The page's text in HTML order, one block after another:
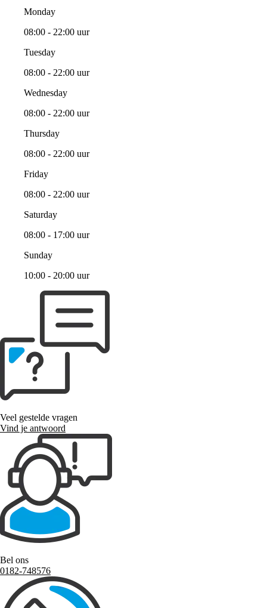
Monday
08:00 - 22:00 uur
Tuesday
08:00 - 22:00 uur
Wednesday
08:00 - 22:00 uur
Thursday
08:00 - 22:00 uur
Friday
08:00 - 22:00 uur
Saturday
08:00 - 17:00 uur
Sunday
10:00 - 20:00 uur
Veel gestelde vragen
Vind je antwoord
Bel ons
0182-748576